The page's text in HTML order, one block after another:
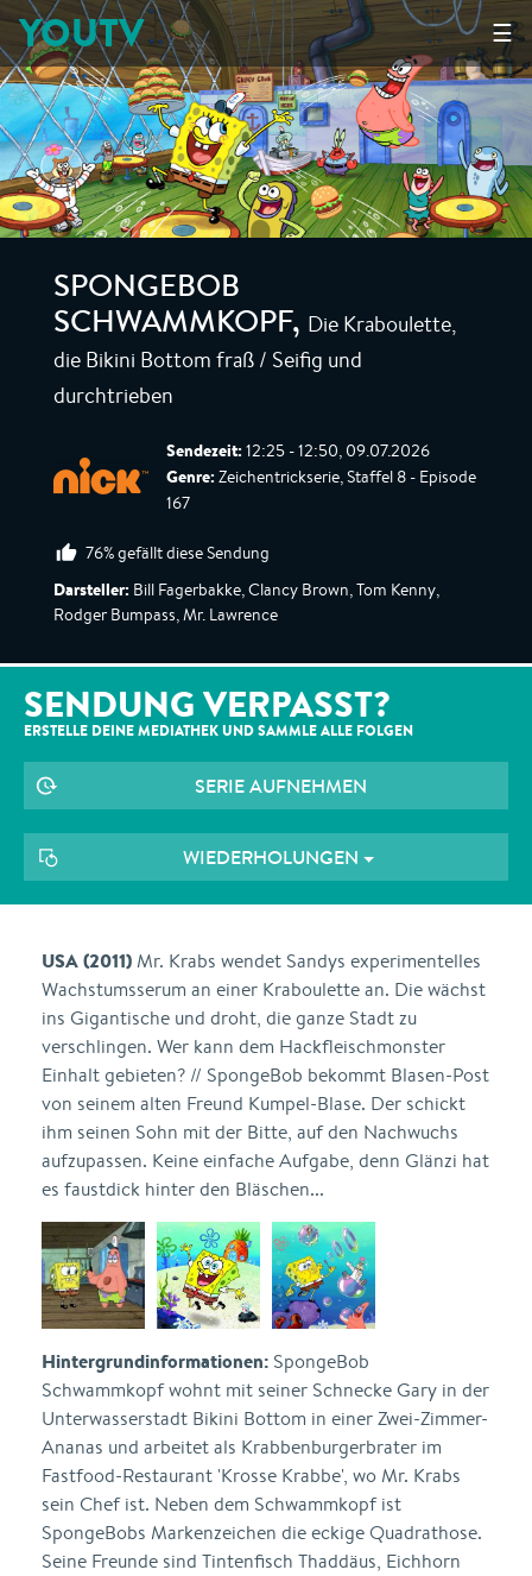
☰
YOUTV
SPONGEBOB
SCHWAMMKOPF, Die Kraboulette,
die Bikini Bottom fraß / Seifig und
durchtrieben
Sendezeit: 12:25 - 12:50, 09.07.2026
Genre: Zeichentrickserie, Staffel 8 - Episode
167
76% gefällt diese Sendung
Darsteller: Bill Fagerbakke, Clancy Brown, Tom Kenny,
Rodger Bumpass, Mr. Lawrence
SENDUNG VERPASST?
ERSTELLE DEINE MEDIATHEK UND SAMMLE ALLE FOLGEN
SERIE AUFNEHMEN
WIEDERHOLUNGEN
USA (2011) Mr. Krabs wendet Sandys experimentelles
Wachstumsserum an einer Kraboulette an. Die wächst
ins Gigantische und droht, die ganze Stadt zu
verschlingen. Wer kann dem Hackfleischmonster
Einhalt gebieten? // SpongeBob bekommt Blasen-Post
von seinem alten Freund Kumpel-Blase. Der schickt
ihm seinen Sohn mit der Bitte, auf den Nachwuchs
aufzupassen. Keine einfache Aufgabe, denn Glänzi hat
es faustdick hinter den Bläschen...
Hintergrundinformationen: SpongeBob
Schwammkopf wohnt mit seiner Schnecke Gary in der
Unterwasserstadt Bikini Bottom in einer Zwei-Zimmer-
Ananas und arbeitet als Krabbenburgerbrater im
Fastfood-Restaurant 'Krosse Krabbe', wo Mr. Krabs
sein Chef ist. Neben dem Schwammkopf ist
SpongeBobs Markenzeichen die eckige Quadrathose.
Seine Freunde sind Tintenfisch Thaddäus, Eichhorn